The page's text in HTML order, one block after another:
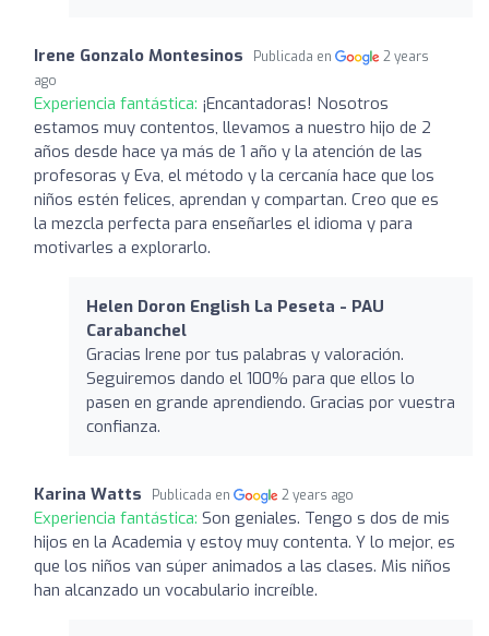
Irene Gonzalo Montesinos Publicada en
2 years
ago
Experiencia fantástica: ¡Encantadoras! Nosotros
estamos muy contentos, llevamos a nuestro hijo de 2
años desde hace ya más de 1 año y la atención de las
profesoras y Eva, el método y la cercanía hace que los
niños estén felices, aprendan y compartan. Creo que es
la mezcla perfecta para enseñarles el idioma y para
motivarles a explorarlo.
Helen Doron English La Peseta - PAU
Carabanchel
Gracias Irene por tus palabras y valoración.
Seguiremos dando el 100% para que ellos lo
pasen en grande aprendiendo. Gracias por vuestra
confianza.
Karina Watts Publicada en 2 years ago
Experiencia fantástica: Son geniales. Tengo s dos de mis
hijos en la Academia y estoy muy contenta. Y lo mejor, es
que los niños van súper animados a las clases. Mis niños
han alcanzado un vocabulario increíble.